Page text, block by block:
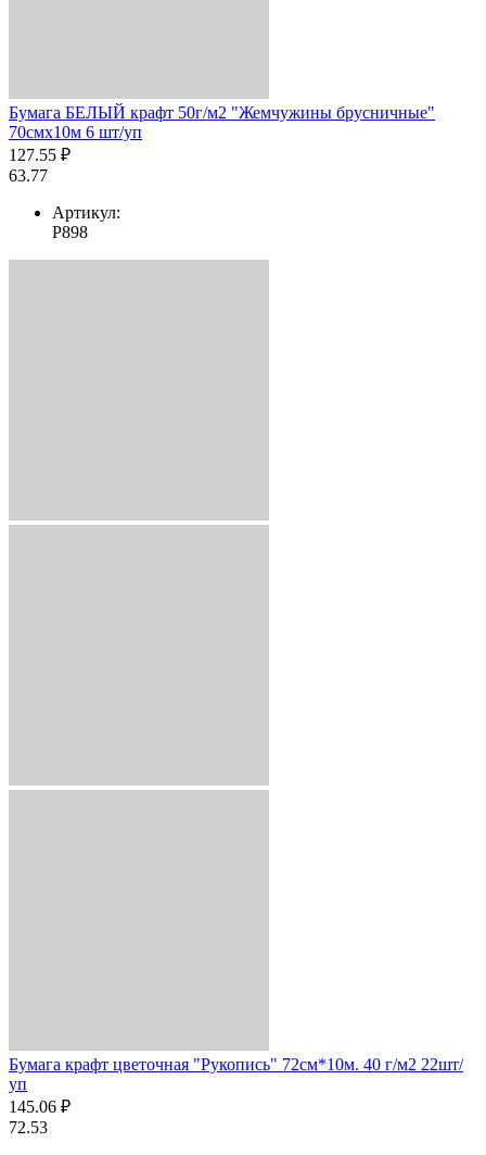
Бумага БЕЛЫЙ крафт 50г/м2 "Жемчужины брусничные"
70смх10м 6 шт/уп
127.55 ₽
63.77
Артикул:
Р898
Бумага крафт цветочная "Рукопись" 72см*10м. 40 г/м2 22шт/
уп
145.06 ₽
72.53